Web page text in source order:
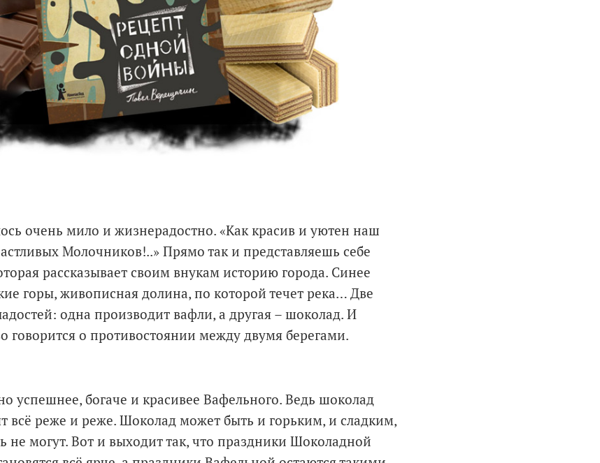
очень мило и жизнерадостно. «Как красив и уютен наш
Молочников!..» Прямо так и представляешь себе
рассказывает своим внукам историю города. Синее
горы, живописная долина, по которой течет река… Две
одна производит вафли, а другая – шоколад. И
говорится о противостоянии между двумя берегами.
успешнее, богаче и красивее Вафельного. Ведь шоколад
всё реже и реже. Шоколад может быть и горьким, и сладким,
не могут. Вот и выходит так, что праздники Шоколадной